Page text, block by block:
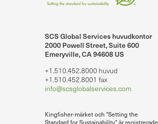
SCS Global Services huvudkontor
2000 Powell Street, Suite 600
Emeryville, CA 94608 US
+1.510.452.8000 huvud
+1.510.452.8001 fax
info@scsglobalservices.com
Kingfisher-märket och "Setting the
Standard for Sustainability" är registrerade
på LinkedIn.
SCS Global Services på YouTube